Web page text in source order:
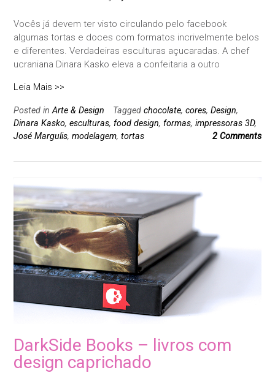
Vocês já devem ter visto circulando pelo facebook
algumas tortas e doces com formatos incrivelmente belos
e diferentes. Verdadeiras esculturas açucaradas. A chef
ucraniana Dinara Kasko eleva a confeitaria a outro
Leia Mais >>
Posted in Arte & Design Tagged chocolate, cores, Design,
Dinara Kasko, esculturas, food design, formas, impressoras 3D,
José Margulis, modelagem, tortas 2 Comments
DarkSide Books – livros com
design caprichado